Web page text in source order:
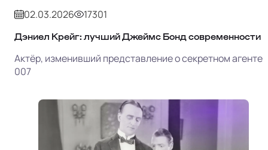
02.03.2026 17301
Дэниел Крейг: лучший Джеймс Бонд современности
Актёр, изменивший представление о секретном агенте
007